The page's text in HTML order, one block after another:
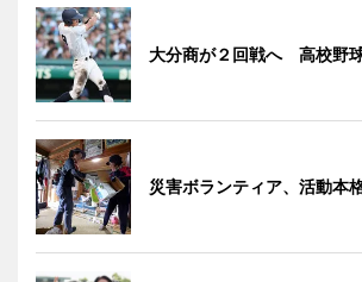
大分商が２回戦へ 高校野
災害ボランティア、活動本